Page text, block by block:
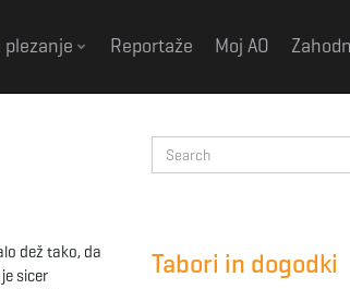
plezanje Reportaže Moj AO
dež tako, da
sicer
e
Tabori in dogodki